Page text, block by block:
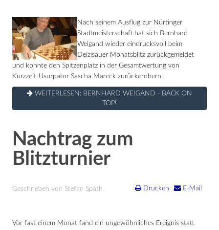
Nach seinem Ausflug zur Nürtinger
Stadtmeisterschaft hat sich Bernhard
Weigand wieder eindrucksvoll beim
Deizisauer Monatsblitz zurückgemeldet
und konnte den Spitzenplatz in der Gesamtwertung von
Kurzzeit-Usurpator Sascha Mareck zurückerobern.
WEITERLESEN: BERNHARD WEIGAND - BACK ON
TOP!
Nachtrag zum
Blitzturnier
Drucken E-Mail
Geschrieben von Stefan Späth
Vor fast einem Monat fand ein ungewöhnliches Ereignis statt.